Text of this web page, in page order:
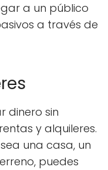
a un público
a través de
dinero sin
y alquileres.
una casa, un
puedes